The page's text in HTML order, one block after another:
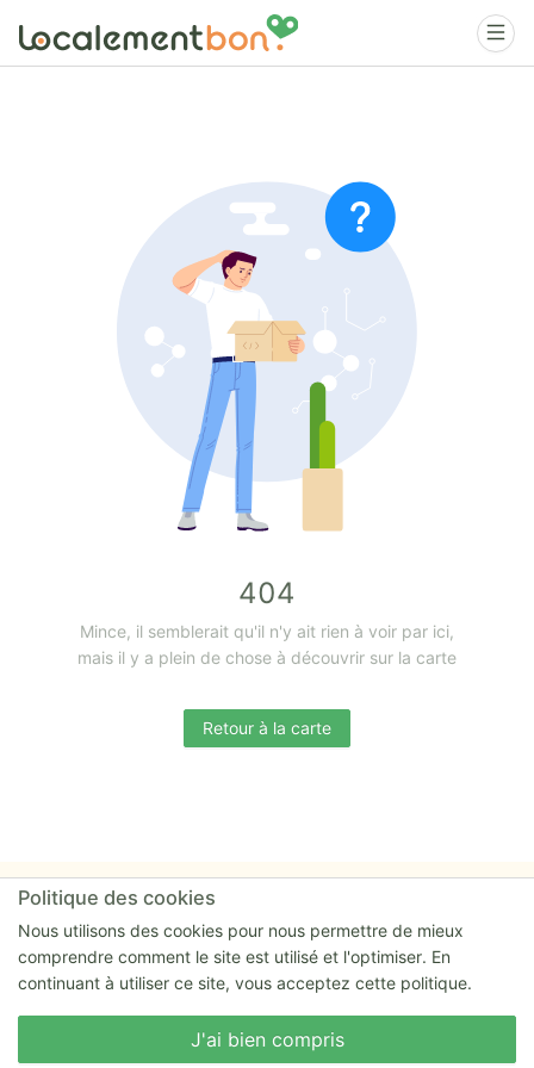
404
Mince, il semblerait qu'il n'y ait rien à voir par ici,
mais il y a plein de chose à découvrir sur la carte
Retour à la carte
Lancé en 2020 par William et Mathieu.
Propulsé fièrement par Hapify.
RESSOURCES
Politique des cookies
Nous utilisons des cookies pour nous permettre de mieux
comprendre comment le site est utilisé et l'optimiser. En
continuant à utiliser ce site, vous acceptez cette politique.
J'ai bien compris